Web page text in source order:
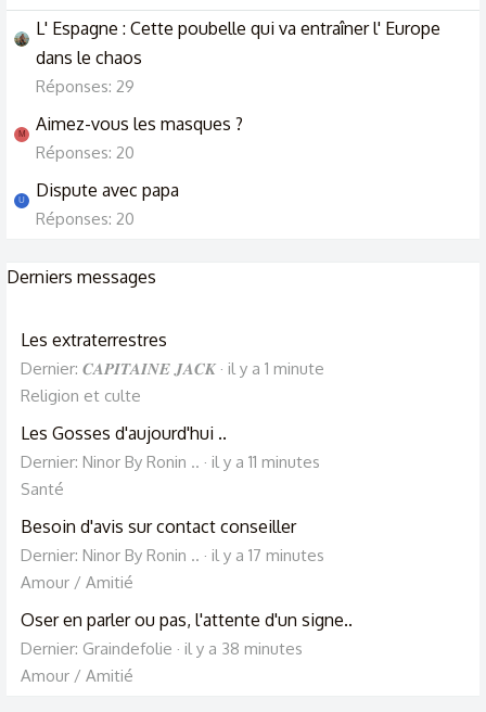
L' Espagne : Cette poubelle qui va entraîner l' Europe
dans le chaos
Réponses: 29
M Aimez-vous les masques ?
Réponses: 20
U Dispute avec papa
Réponses: 20
Derniers messages
Les extraterrestres
Dernier: 𝑪𝑨𝑷𝑰𝑻𝑨𝑰𝑵𝑬 𝑱𝑨𝑪𝑲 il y a 1 minute
Religion et culte
Les Gosses d'aujourd'hui ..
Dernier: Ninor By Ronin ..
il y a 11 minutes
Santé
Besoin d'avis sur contact conseiller
Dernier: Ninor By Ronin ..
il y a 17 minutes
Amour / Amitié
Oser en parler ou pas, l'attente d'un signe..
Dernier: Graindefolie
il y a 38 minutes
Amour / Amitié